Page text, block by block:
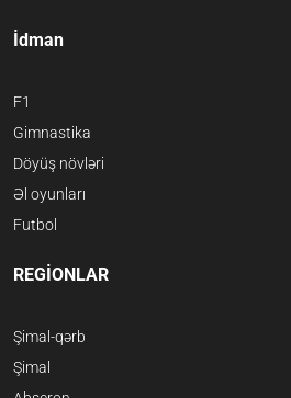
İdman
F1
Gimnastika
Döyüş növləri
Əl oyunları
Futbol
REGİONLAR
Şimal-qərb
Şimal